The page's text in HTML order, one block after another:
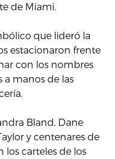
de Miami.
que lideró la
estacionaron frente
con los nombres
a manos de las
Bland, Dane
y centenares de
los carteles de los